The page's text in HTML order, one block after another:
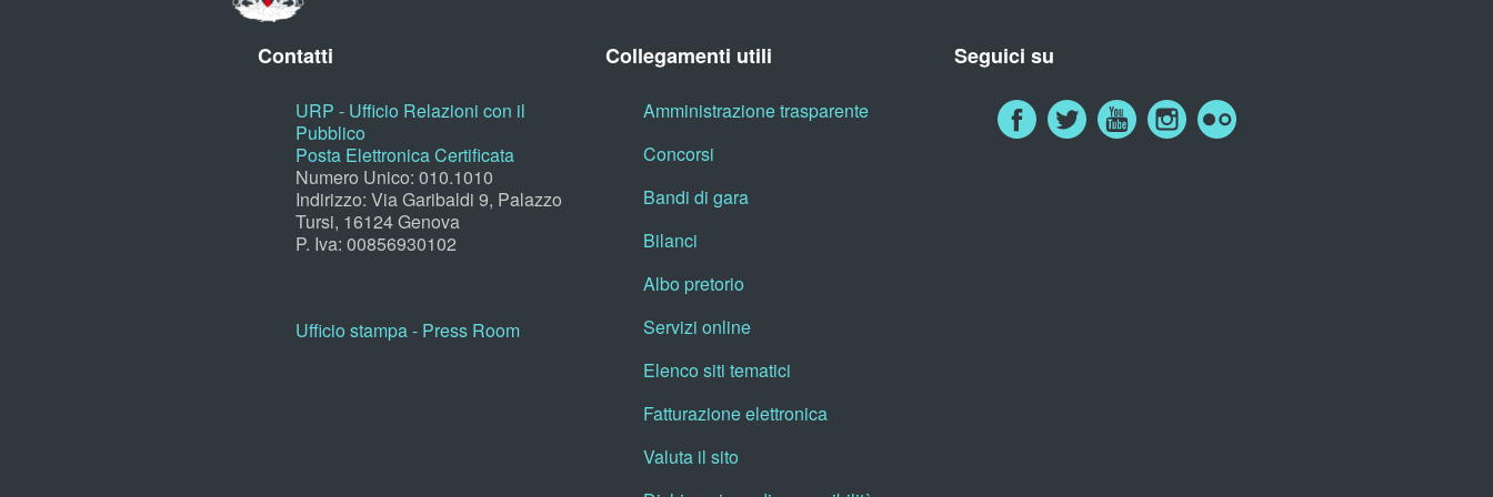
Contatti
URP - Ufficio Relazioni con il
Pubblico
Posta Elettronica Certificata
Numero Unico: 010.1010
Indirizzo: Via Garibaldi 9, Palazzo
Tursi, 16124 Genova
P. Iva: 00856930102
Ufficio stampa - Press Room
Collegamenti utili
Amministrazione trasparente
Concorsi
Bandi di gara
Bilanci
Albo pretorio
Servizi online
Elenco siti tematici
Fatturazione elettronica
Valuta il sito
Seguici su